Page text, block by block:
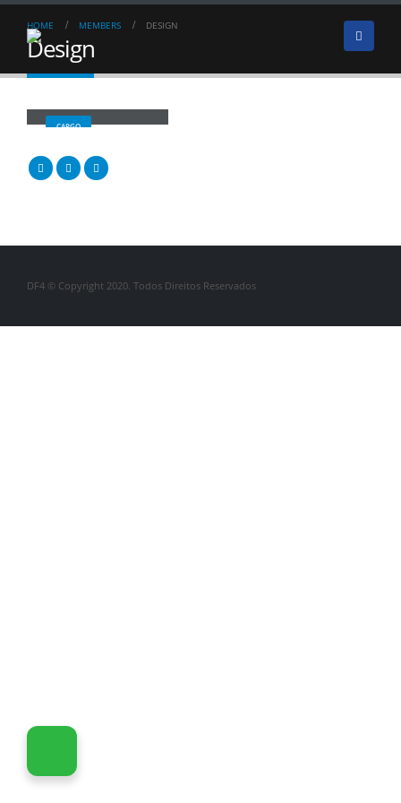
HOME MEMBERS DESIGN
Design
CARGO
DF4 © Copyright 2020. Todos Direitos Reservados